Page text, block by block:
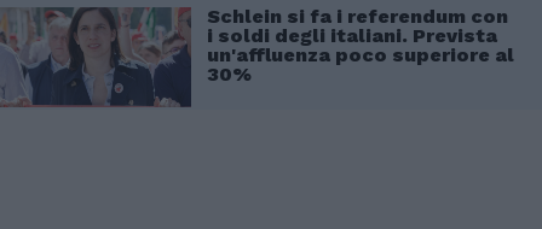
Schlein si fa i referendum con
i soldi degli italiani. Prevista
un'affluenza poco superiore al
30%